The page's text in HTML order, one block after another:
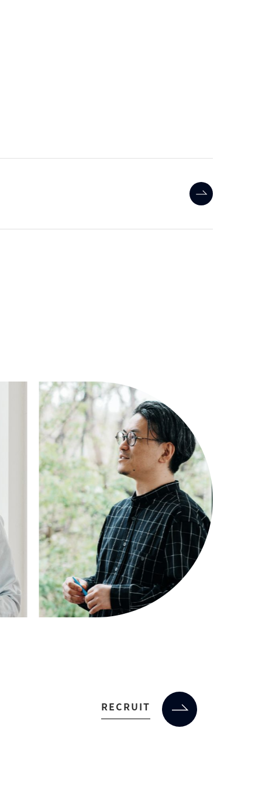
RECRUIT